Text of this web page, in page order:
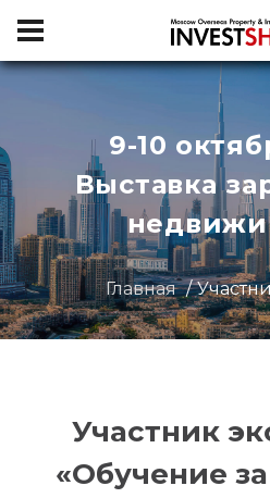
9-10
Выставка
Главная
Участник
«Обучение